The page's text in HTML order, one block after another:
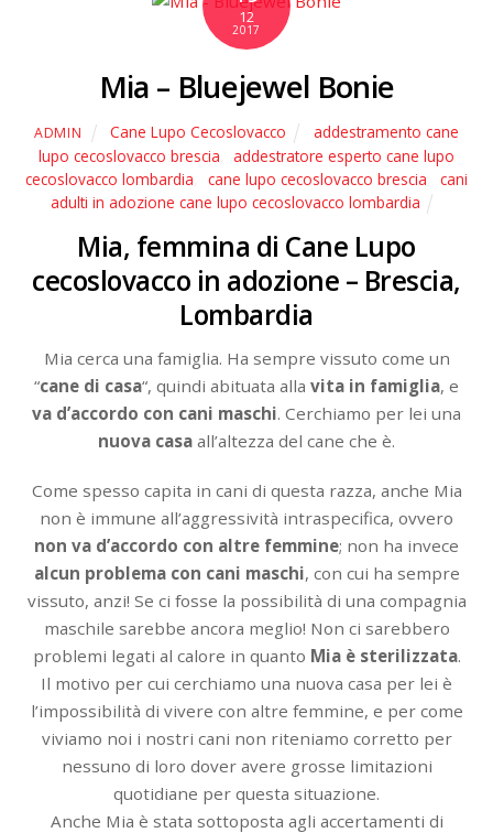
12
2017
Mia – Bluejewel Bonie
ADMIN Cane Lupo Cecoslovacco
addestramento cane
lupo cecoslovacco brescia
addestratore esperto cane lupo
cecoslovacco lombardia
cane lupo cecoslovacco brescia
cani
adulti in adozione cane lupo cecoslovacco lombardia
Mia, femmina di Cane Lupo
cecoslovacco in adozione – Brescia,
Lombardia
Mia cerca una famiglia. Ha sempre vissuto come un
“cane di casa“, quindi abituata alla vita in famiglia, e
va d’accordo con cani maschi. Cerchiamo per lei una
nuova casa all’altezza del cane che è.
Come spesso capita in cani di questa razza, anche Mia
non è immune all’aggressività intraspecifica, ovvero
non va d’accordo con altre femmine; non ha invece
alcun problema con cani maschi, con cui ha sempre
vissuto, anzi! Se ci fosse la possibilità di una compagnia
maschile sarebbe ancora meglio! Non ci sarebbero
problemi legati al calore in quanto Mia è sterilizzata.
Il motivo per cui cerchiamo una nuova casa per lei è
l’impossibilità di vivere con altre femmine, e per come
viviamo noi i nostri cani non riteniamo corretto per
nessuno di loro dover avere grosse limitazioni
quotidiane per questa situazione.
Anche Mia è stata sottoposta agli accertamenti di